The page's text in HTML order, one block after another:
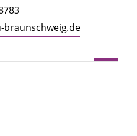
braun­schweig.de